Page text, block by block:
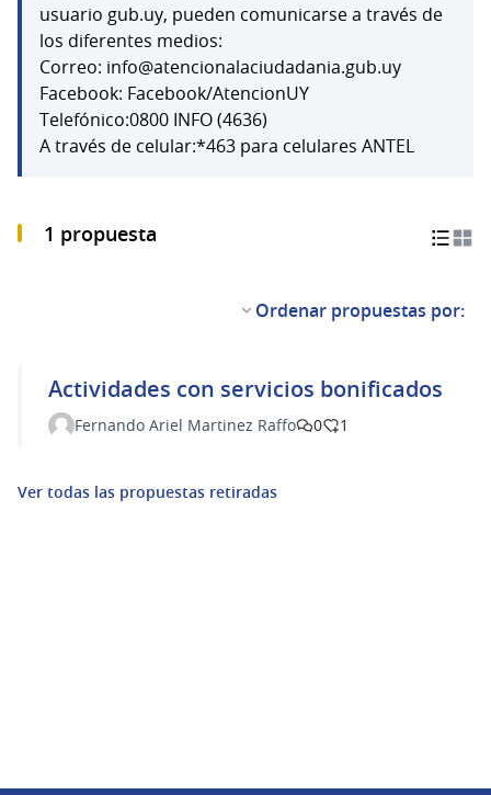
usuario gub.uy, pueden comunicarse a través de
los diferentes medios:
Correo: info@atencionalaciudadania.gub.uy
Facebook: Facebook/AtencionUY
Telefónico:0800 INFO (4636)
A través de celular:*463 para celulares ANTEL
1 propuesta
Ordenar propuestas por:
Actividades con servicios bonificados
Fernando Ariel Martinez Raffo 0 1
Ver todas las propuestas retiradas